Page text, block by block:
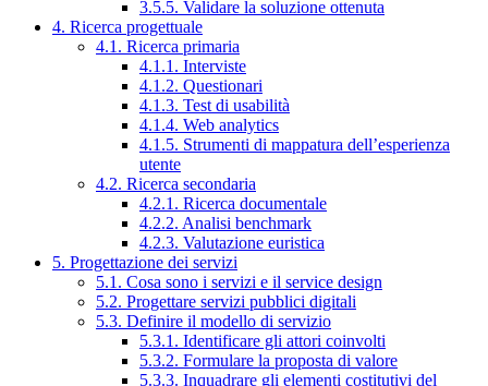
3.5.5. Validare la soluzione ottenuta
4. Ricerca progettuale
4.1. Ricerca primaria
4.1.1. Interviste
4.1.2. Questionari
4.1.3. Test di usabilità
4.1.4. Web analytics
4.1.5. Strumenti di mappatura dell’esperienza
utente
4.2. Ricerca secondaria
4.2.1. Ricerca documentale
4.2.2. Analisi benchmark
4.2.3. Valutazione euristica
5. Progettazione dei servizi
5.1. Cosa sono i servizi e il service design
5.2. Progettare servizi pubblici digitali
5.3. Definire il modello di servizio
5.3.1. Identificare gli attori coinvolti
5.3.2. Formulare la proposta di valore
5.3.3. Inquadrare gli elementi costitutivi del